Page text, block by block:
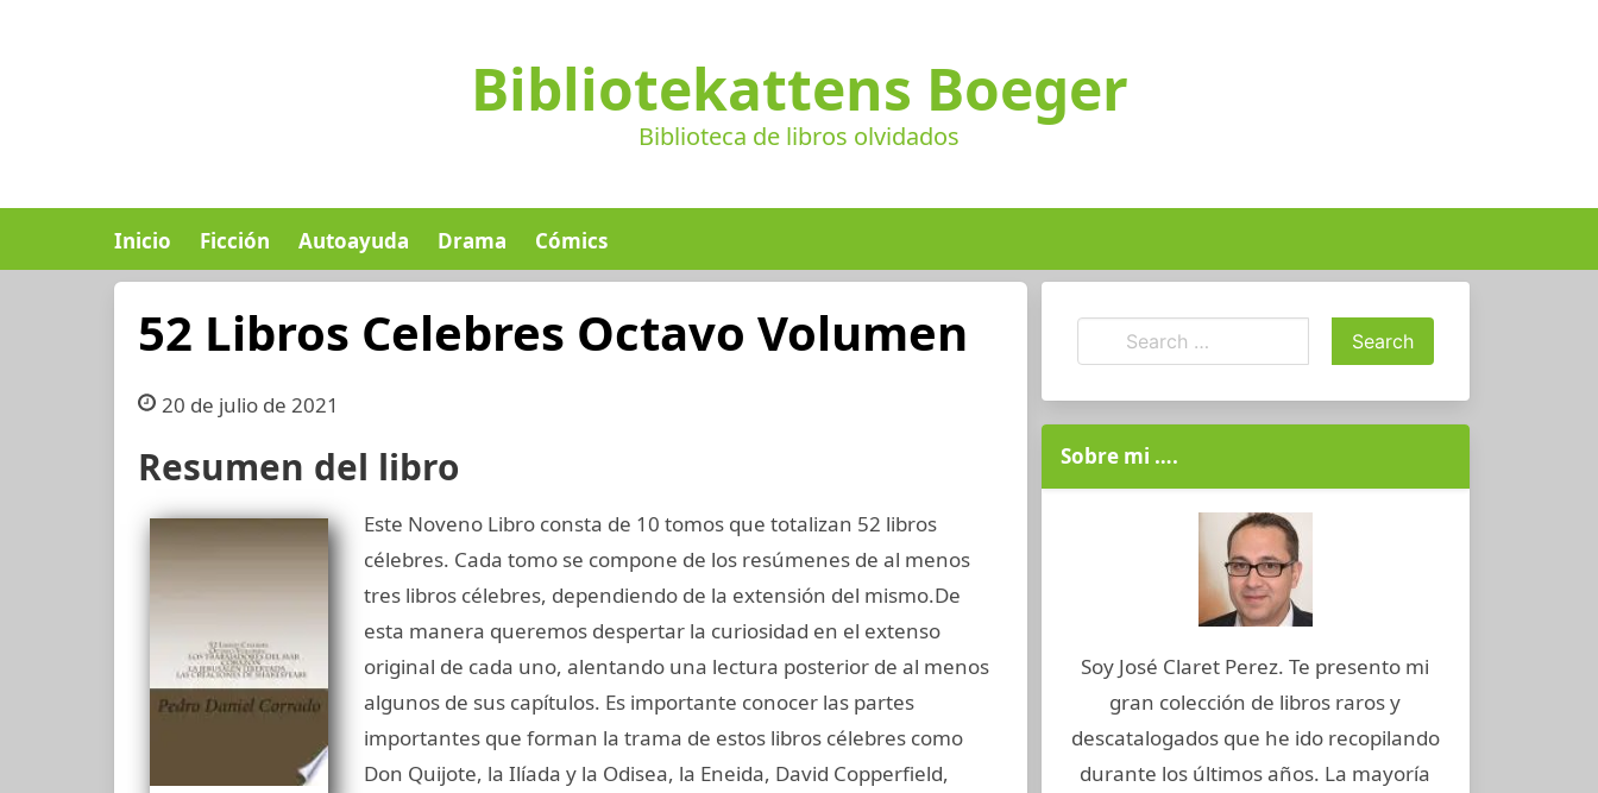
Bibliotekattens Boeger
Biblioteca de libros olvidados
Inicio Ficción Autoayuda Drama Cómics
52 Libros Celebres Octavo Volumen
20 de julio de 2021
Resumen del libro
Este Noveno Libro consta de 10 tomos que totalizan 52 libros
célebres. Cada tomo se compone de los resúmenes de al menos
tres libros célebres, dependiendo de la extensión del mismo.De
esta manera queremos despertar la curiosidad en el extenso
original de cada uno, alentando una lectura posterior de al menos
algunos de sus capítulos. Es importante conocer las partes
importantes que forman la trama de estos libros célebres como
Don Quijote, la Ilíada y la Odisea, la Eneida, David Copperfield,
Sobre mi ….
Soy José Claret Perez. Te presento mi
gran colección de libros raros y
descatalogados que he ido recopilando
durante los últimos años. La mayoría